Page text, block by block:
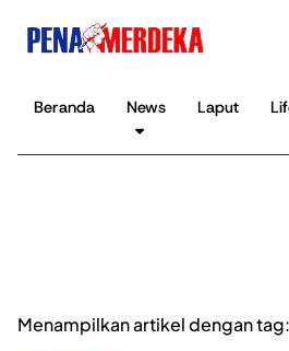
Beranda News Laput
Menampilkan artikel dengan tag: